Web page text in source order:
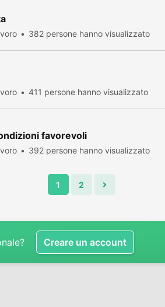
382 persone hanno visualizzato
411 persone hanno visualizzato
favorevoli
392 persone hanno visualizzato
1 2
Creare un account